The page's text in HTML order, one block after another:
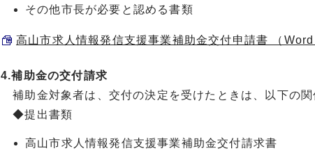
その他市長が必要と認める書類
高山市求人情報発信支援事業補助金交付申請書 （Word
4.補助金の交付請求
補助金対象者は、交付の決定を受けたときは、以下の関
◆提出書類
高山市求人情報発信支援事業補助金交付請求書